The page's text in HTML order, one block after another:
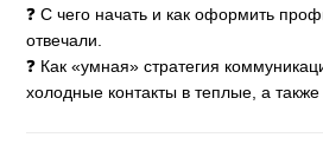
❓ С чего начать и как оформить
отвечали.
❓ Как «умная» стратегия
холодные контакты в теплые, а